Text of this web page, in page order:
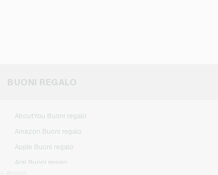
BUONI REGALO
AboutYou Buoni regalo
Amazon Buoni regalo
Apple Buoni regalo
Aral Buoni regalo